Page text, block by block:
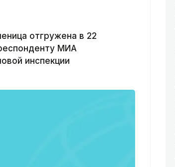
отгружена в 22
МИА
инспекции